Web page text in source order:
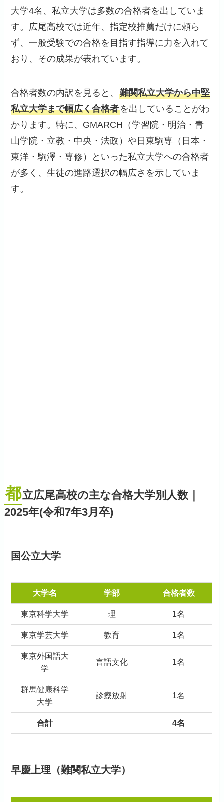
大学4名、私立大学は多数の合格者を出していま
す。広尾高校では近年、指定校推薦だけに頼ら
ず、一般受験での合格を目指す指導に力を入れて
おり、その成果が表れています。
合格者数の内訳を見ると、難関私立大学から中堅
私立大学まで幅広く合格者を出していることがわ
かります。特に、GMARCH（学習院・明治・青
山学院・立教・中央・法政）や日東駒専（日本・
東洋・駒澤・専修）といった私立大学への合格者
が多く、生徒の進路選択の幅広さを示していま
す。
都立広尾高校の主な合格大学別人数｜
2025年(令和7年3月卒)
国公立大学
大学名 学部 合格者数
東京科学大学 理 1名
東京学芸大学 教育 1名
東京外国語大
学
言語文化 1名
群馬健康科学
大学
診療放射 1名
合計 4名
早慶上理（難関私立大学）